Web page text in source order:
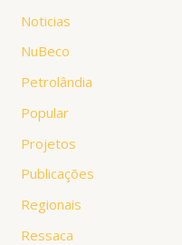
Noticias
NuBeco
Petrolândia
Popular
Projetos
Publicações
Regionais
Ressaca